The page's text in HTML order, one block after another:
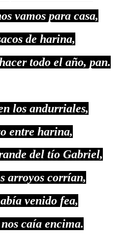
vamos para casa,
de harina,
todo el año, pan.
los andurriales,
entre harina,
del tío Gabriel,
arroyos corrían,
venido fea,
caía encima.